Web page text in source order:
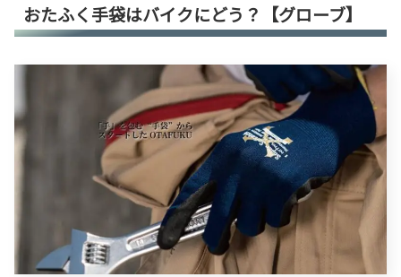
おたふく手袋はバイクにどう？【グローブ】